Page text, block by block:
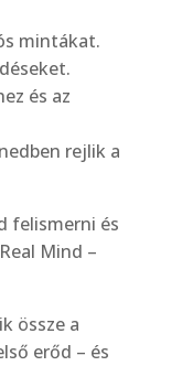
mintákat.
és az
rejlik a
felismerni és
Mind –
össze a
erőd – és